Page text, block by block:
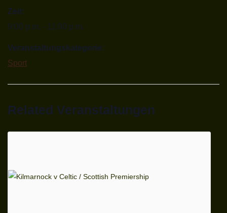
Zeit:
9:00 p.m. - 11:00 p.m.
Veranstaltungskategorie:
Sport
Related Veranstaltungen